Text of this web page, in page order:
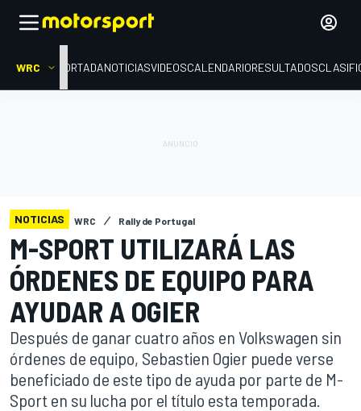
WRC PORTADANOTICIASVIDEOSCALENDARIORESULTADOS
NOTICIAS WRC Rally de Portugal
M-SPORT UTILIZARÁ LAS
ÓRDENES DE EQUIPO PARA
AYUDAR A OGIER
Después de ganar cuatro años en Volkswagen sin
órdenes de equipo, Sebastien Ogier puede verse
beneficiado de este tipo de ayuda por parte de M-
Sport en su lucha por el título esta temporada.